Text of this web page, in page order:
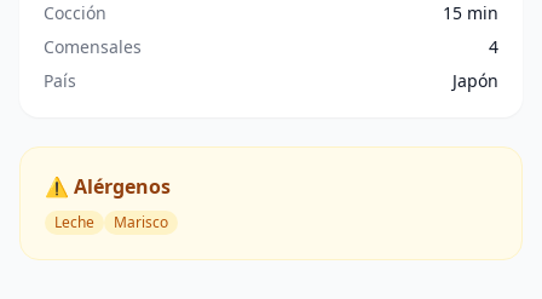
Cocción
15 min
Comensales
4
País
Japón
⚠️ Alérgenos
Leche Marisco